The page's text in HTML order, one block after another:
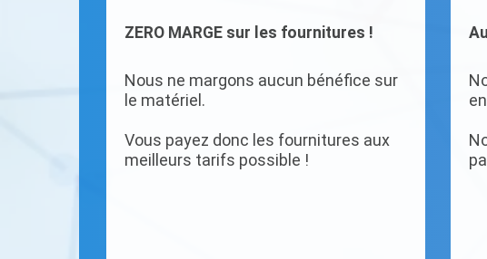
ZERO MARGE sur les fournitures !
Nous ne margons aucun bénéfice sur
le matériel.
Vous payez donc les fournitures aux
meilleurs tarifs possible !